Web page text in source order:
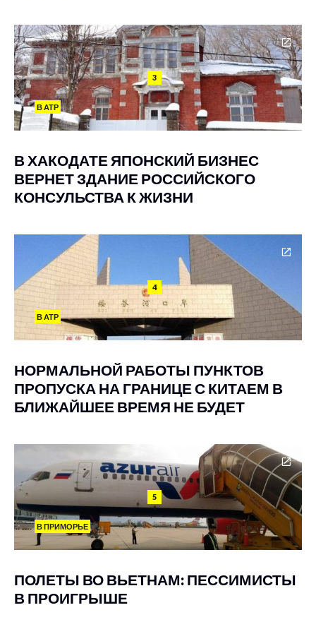
3
В АТР
В ХАКОДАТЕ ЯПОНСКИЙ БИЗНЕС
ВЕРНЕТ ЗДАНИЕ РОССИЙСКОГО
КОНСУЛЬСТВА К ЖИЗНИ
4
В АТР
НОРМАЛЬНОЙ РАБОТЫ ПУНКТОВ
ПРОПУСКА НА ГРАНИЦЕ С КИТАЕМ В
БЛИЖАЙШЕЕ ВРЕМЯ НЕ БУДЕТ
5
В ПРИМОРЬЕ
ПОЛЕТЫ ВО ВЬЕТНАМ: ПЕССИМИСТЫ
В ПРОИГРЫШЕ